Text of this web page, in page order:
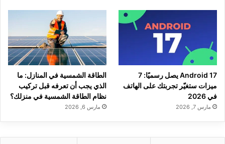
Android 17 يصل رسميًا: 7
ميزات ستغيّر تجربتك على الهاتف
في 2026
مارس 7, 2026
الطاقة الشمسية في المنازل: ما
الذي يجب أن تعرفه قبل تركيب
نظام الطاقة الشمسية في منزلك؟
مارس 6, 2026